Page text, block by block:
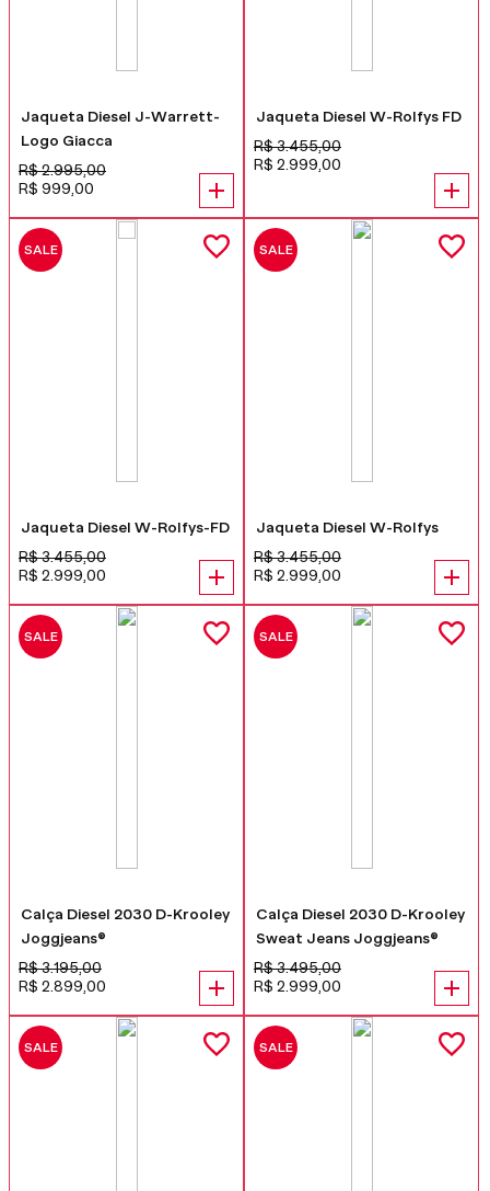
Jaqueta Diesel J-Warrett-
Logo Giacca
R$2.995,00
R$ 999 00
Jaqueta Diesel W-Rolfys FD
R$3.455,00
R$ 2 999 00
SALE
Jaqueta Diesel W-Rolfys-FD
R$3.455,00
R$ 2 999 00
SALE
Jaqueta Diesel W-Rolfys
R$3.455,00
R$ 2 999 00
SALE
Calça Diesel 2030 D-Krooley
Joggjeans®
R$3.195,00
R$ 2 899 00
SALE
Calça Diesel 2030 D-Krooley
Sweat Jeans Joggjeans®
R$3.495,00
R$ 2 999 00
SALE SALE